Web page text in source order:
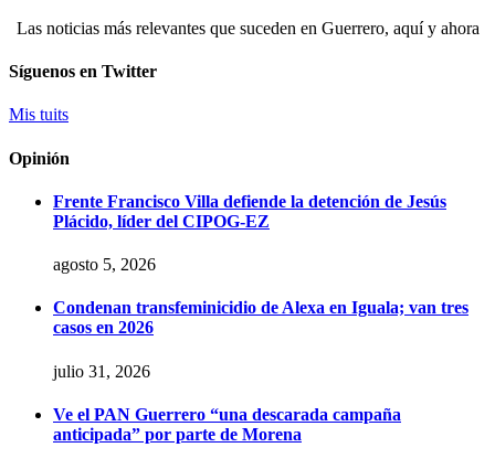
Las noticias más relevantes que suceden en Guerrero, aquí y ahora
Síguenos en Twitter
Mis tuits
Opinión
Frente Francisco Villa defiende la detención de Jesús
Plácido, líder del CIPOG-EZ
agosto 5, 2026
Condenan transfeminicidio de Alexa en Iguala; van tres
casos en 2026
julio 31, 2026
Ve el PAN Guerrero “una descarada campaña
anticipada” por parte de Morena